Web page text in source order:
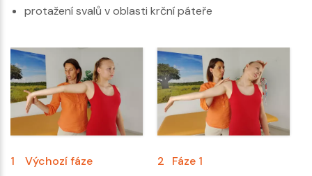
protažení svalů v oblasti krční páteře
1 Výchozí fáze 2 Fáze 1